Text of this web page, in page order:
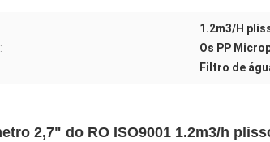
1.2m3/H
Os PP
Filtro de
2,7" do RO ISO9001 1.2m3/h